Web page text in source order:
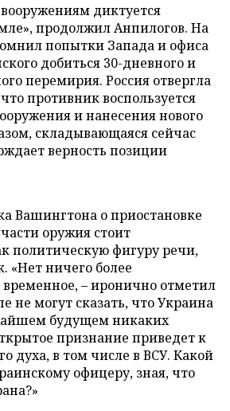
диктуется
продолжил Анпилогов. На
попытки Запада и офиса
добиться 30-дневного и
перемирия. Россия отвергла
противник воспользуется
и нанесения нового
складывающаяся сейчас
верность позиции
Вашингтона о приостановке
оружия стоит
политическую фигуру речи,
«Нет ничего более
временное, – иронично отметил
не могут сказать, что Украина
будущем никаких
признание приведет к
духа, в том числе в ВСУ. Какой
офицеру, зная, что